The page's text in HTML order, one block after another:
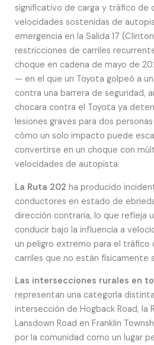
significativo de carga y tráfico de
velocidades sostenidas de
emergencia en la Salida 17
restricciones de carriles
choque en cadena de mayo de
— en el que un Toyota golpeó a
contra una barrera de seguridad,
chocara contra el Toyota ya
lesiones graves para dos
cómo un solo impacto puede
convertirse en un choque con
velocidades de autopista.
La Ruta 202 ha producido
conductores en estado de
dirección contraria, lo que refleja
conducir bajo la influencia a
un peligro extremo para el
carriles que no están físicamente
Las intersecciones rurales en
representan una categoría
intersección de Hogback Road, la
Lansdown Road en Franklin
por la comunidad como un lugar